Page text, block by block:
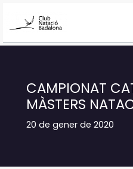
CAMPIONAT
MÀSTERS
20 de gener de 2020